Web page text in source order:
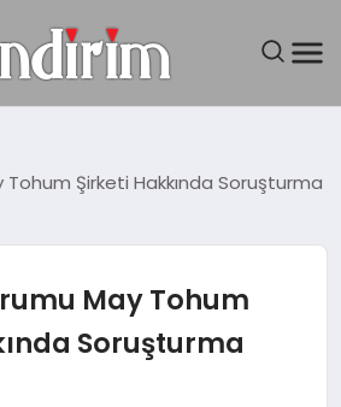
Şirketi Hakkında Soruşturma
May Tohum
Soruşturma